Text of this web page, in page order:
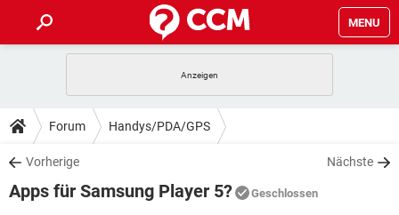
MENU
ANDROID IOS
WINDOWS 10
WHATSAPP TIKTOK
TIPPS & TRICKS
SPIELE STREAMING
DOWNLOADS
SPIELE STREAMING
FORUM
Forum Handys/PDA/GPS
Vorherige Nächste
Apps für Samsung Player 5? Geschlossen